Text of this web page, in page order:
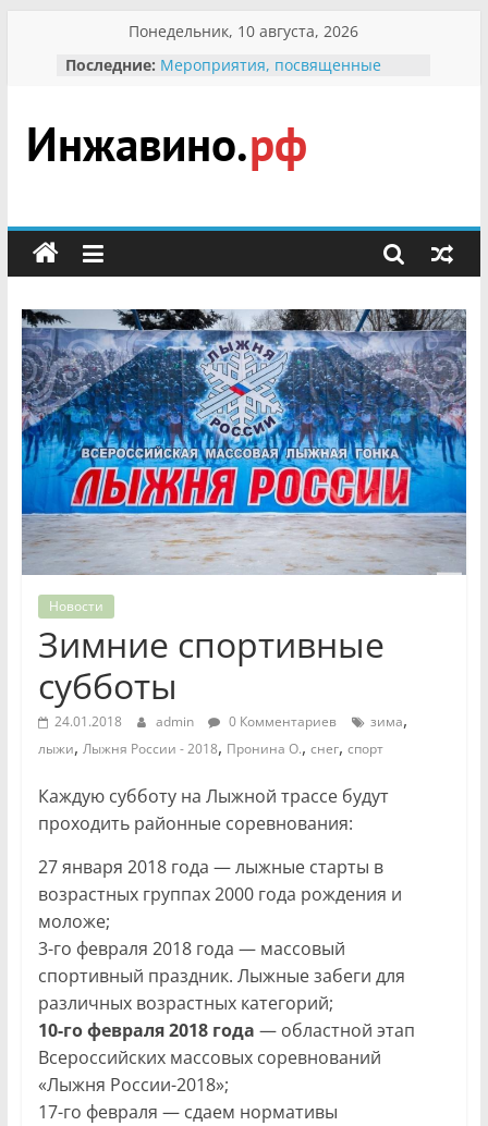
содержимому
Понедельник, 10 августа, 2026
Последние: Мероприятия, посвященные
гражданин Инжавинского округа»
участнице Великой
Отечественной, фронтовичке
Безопасность в сети Интернет
мероприятии «Сохраним
первоцветы!»
В вольере Воронинского
заповедника родились крапчатые
суслики
Инжавино.рф
сельский
портал
Новости
Зимние спортивные
субботы
24.01.2018 admin 0 Комментариев зима,
лыжи, Лыжня России - 2018, Пронина О., снег, спорт
Каждую субботу на Лыжной трассе будут
проходить районные соревнования:
27 января 2018 года — лыжные старты в
возрастных группах 2000 года рождения и
моложе;
3-го февраля 2018 года — массовый
спортивный праздник. Лыжные забеги для
различных возрастных категорий;
10-го февраля 2018 года — областной этап
Всероссийских массовых соревнований
«Лыжня России-2018»;
17-го февраля — сдаем нормативы